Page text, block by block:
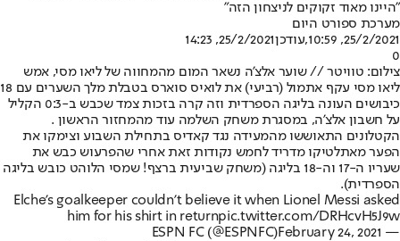
"היינו מאוד זקוקים לניצחון הזה"
מערכת ספורט היום
25/2/2021, 10:59
,עודכן25/2/2021, 14:23
0
צילום: טוויטר // שוער אלצ'ה נשאר המום מהמחווה של ליאו מסי, אמש
ליאו מסי עקף אתמול (רביעי) את לואיס סוארס בטבלת מלך השערים עם 18
כיבושים העונה בליגה הספרדית וזה קרה בזכות צמד שכבש ב-0:3 הקליל
על חשבון אלצ'ה, במסגרת משחק השלמה עוד מהמחזור הראשון .
הקטלונים התאוששו מהמעידה נגד קאדיס בתחילת השבוע וצימקו את
הפער מאתלטיקו מדריד לחמש נקודות זאת אחרי שהפרעוש כבש את
שעריו ה-17 וה-18 בליגה (משחק שביעית ברצף! שמסי הלוהט כובש בליגה
הספרדית).
Elche's goalkeeper couldn't believe it when Lionel Messi asked
him for his shirt in returnpic.twitter.com/DRHcvH5J9w
— ESPN FC (@ESPNFC)
February 24, 2021